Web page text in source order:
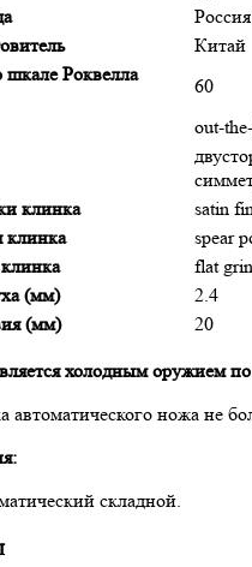
Россия
Китай
шкале Роквелла
60
out-
клинка
satin
клинка
spear
flat
(мм)
2.4
(мм)
20
холодным оружием
автоматического ножа не
складной.